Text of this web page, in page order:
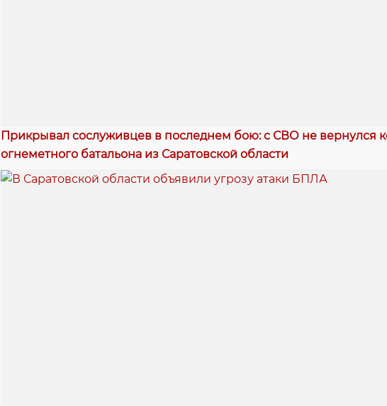
Прикрывал сослуживцев в последнем бою: с СВО не вернулся
огнеметного батальона из Саратовской области